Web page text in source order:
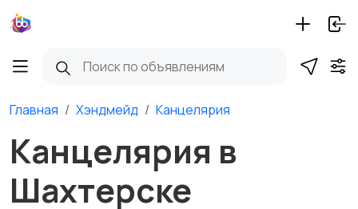
Главная Хэндмейд Канцелярия
Канцелярия в
Шахтерске